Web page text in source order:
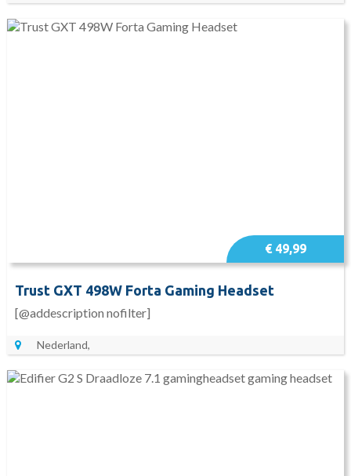
€ 49,99
Trust GXT 498W Forta Gaming Headset
[@addescription nofilter]
Nederland,